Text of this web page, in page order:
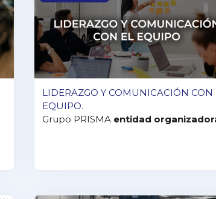
LIDERAZGO Y COMUNICACIÓN CON
EQUIPO.
Grupo PRISMA entidad